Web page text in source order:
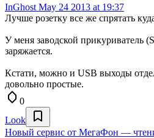
InGhost May 24 2013 at 19:37
Лучше розетку все же спрятать
У меня заводской прикуриватель
заряжается.
Кстати, можно и USB выходы
довольно простые.
0
Look
Новый сервис от МегаФон —